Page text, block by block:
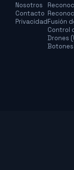
Nosotros
Contacto
PrivacidadFusión
Control
Drones